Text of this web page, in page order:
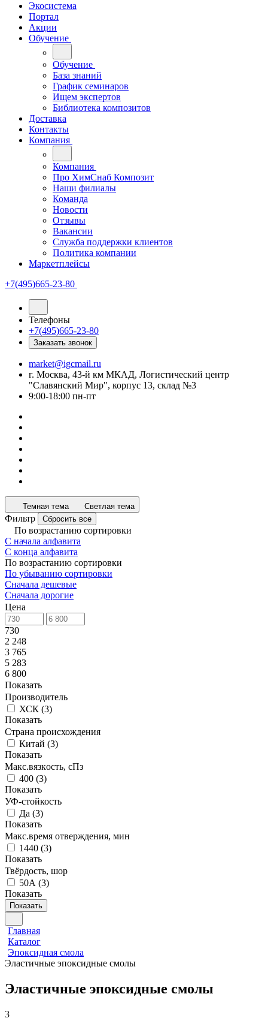
Экосистема
Портал
Акции
Обучение
Обучение
База знаний
График семинаров
Ищем экспертов
Библиотека композитов
Доставка
Контакты
Компания
Компания
Про ХимСнаб Композит
Наши филиалы
Команда
Новости
Отзывы
Вакансии
Служба поддержки клиентов
Политика компании
Маркетплейсы
+7(495)665-23-80
Телефоны
+7(495)665-23-80
Заказать звонок
market@igcmail.ru
г. Москва, 43-й км МКАД, Логистический центр
"Славянский Мир", корпус 13, склад №3
9:00-18:00 пн-пт
Темная тема Светлая тема
Фильтр Сбросить все
По возрастанию сортировки
С начала алфавита
С конца алфавита
По возрастанию сортировки
По убыванию сортировки
Сначала дешевые
Сначала дорогие
Цена
730
2 248
3 765
5 283
6 800
Показать
Производитель
ХСК (3)
Показать
Страна происхождения
Китай (3)
Показать
Макс.вязкoсть, сПз
400 (3)
Показать
УФ-стойкость
Да (3)
Показать
Макс.время отверждения, мин
1440 (3)
Показать
Твёрдость, шор
50А (3)
Показать
Показать
Главная
Каталог
Эпоксидная смола
Эластичные эпоксидные смолы
Эластичные эпоксидные смолы
3